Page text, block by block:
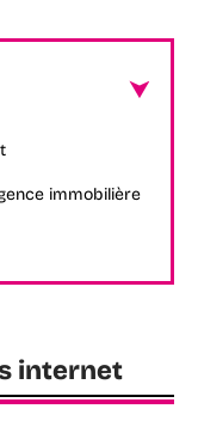
immobilière
internet